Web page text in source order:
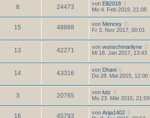
8 24473 von Elli2018
Mo 4. Feb 2019, 21:08
15 48888 von Mencey
Fr 3. Nov 2017, 00:01
13 42271 von wunschmarilyne
Mi 18. Jan 2017, 13:43
14 43316 von Dhani
Do 28. Mai 2015, 12:00
3 20765 von lutz
Mo 23. Mär 2015, 21:59
16 45793 von Anja1402